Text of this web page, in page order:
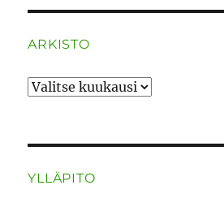
ARKISTO
ARKISTO
YLLÄPITO